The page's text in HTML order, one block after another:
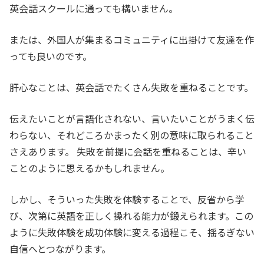
英会話スクールに通っても構いません。
または、外国人が集まるコミュニティに出掛けて友達を作
っても良いのです。
肝心なことは、英会話でたくさん失敗を重ねることです。
伝えたいことが言語化されない、言いたいことがうまく伝
わらない、それどころかまったく別の意味に取られること
さえあります。 失敗を前提に会話を重ねることは、辛い
ことのように思えるかもしれません。
しかし、そういった失敗を体験することで、反省から学
び、次第に英語を正しく操れる能力が鍛えられます。この
ように失敗体験を成功体験に変える過程こそ、揺るぎない
自信へとつながります。